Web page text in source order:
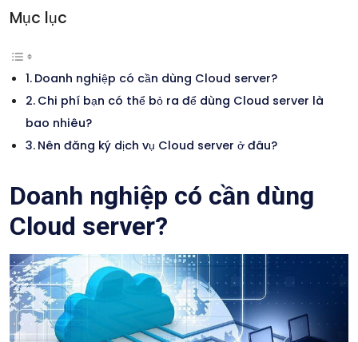
Mục lục
Doanh nghiệp có cần dùng Cloud server?
Chi phí bạn có thể bỏ ra để dùng Cloud server là
bao nhiêu?
Nên đăng ký dịch vụ Cloud server ở đâu?
Doanh nghiệp có cần dùng
Cloud server?